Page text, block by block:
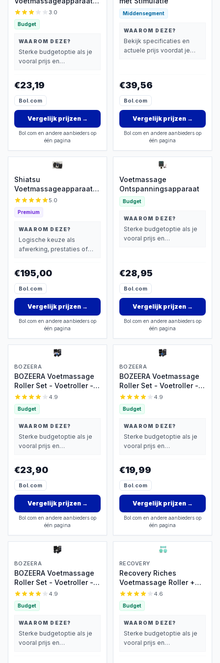
Modi
3.0
Budget
WAAROM DEZE?
Sterke budgetoptie als je
vooral prijs en
€23,19
Bol.com
Vergelijk prijzen→
Bol.com en andere aanbieders op
één pagina
Middensegment
WAAROM DEZE?
Bekijk specificaties en
actuele prijs voordat je
€39,56
Bol.com
Vergelijk prijzen→
Bol.com en andere aanbieders op
één pagina
Shiatsu
Voetmassageapparaat
met Warmtefunctie
5.0
Premium
WAAROM DEZE?
Logische keuze als
afwerking, prestaties of
€195,00
Bol.com
Vergelijk prijzen→
Bol.com en andere aanbieders op
één pagina
Voetmassage
Ontspanningsapparaat
Budget
WAAROM DEZE?
Sterke budgetoptie als je
vooral prijs en
€28,95
Bol.com
Vergelijk prijzen→
Bol.com en andere aanbieders op
één pagina
BOZEERA
BOZEERA Voetmassage
Roller Set - Voetroller -
Spiky Massageballen -
Ovale Massage Bal -
Triggerpoint Bal -
Plantar Fasciitis -
(4stuks) - Inclusief
Video Poster & Tas
4.9
Budget
WAAROM DEZE?
Sterke budgetoptie als je
vooral prijs en
€23,90
Bol.com
Vergelijk prijzen→
Bol.com en andere aanbieders op
één pagina
BOZEERA
BOZEERA Voetmassage
Roller Set - Voetroller -
Spiky Massageballen -
Massage Bal -
Triggerpoint Bal -
Plantar Fasciitis -
stuks) - Inclusief Video
Poster & Tas
4.9
Budget
WAAROM DEZE?
Sterke budgetoptie als je
vooral prijs en
€19,99
Bol.com
Vergelijk prijzen→
Bol.com en andere aanbieders op
één pagina
BOZEERA
BOZEERA Voetmassage
Roller Set - Voetroller -
Massageballen -
Lacrosse Massage Bal -
Triggerpoint Bal -
Plantar Fasciitis -
(3stuks) - Inclusief
Video Poster & Tas
4.9
Budget
WAAROM DEZE?
Sterke budgetoptie als je
vooral prijs en
RECOVERY
Recovery Riches
Voetmassage Roller +
GRATIS Massageballen -
Voetreflexologie -
Plantar Fasciitis -
Voetroller - Massagebal
Triggerpoint Bal -
Voetmassage Apparaat -
4.6
Budget
WAAROM DEZE?
Sterke budgetoptie als je
vooral prijs en